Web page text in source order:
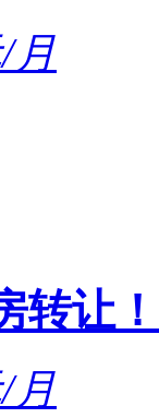
月
转让
月